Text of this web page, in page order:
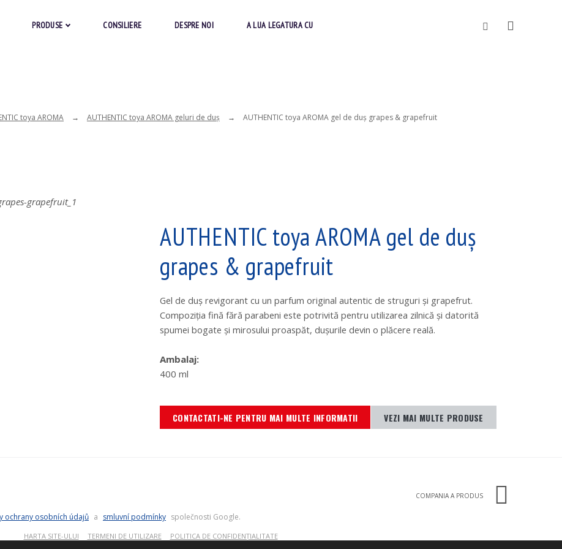
PRODUSE CONSILIERE DESPRE NOI A LUA LEGATURA CU Vyhledávání
toya AROMA AUTHENTIC toya AROMA geluri de duş AUTHENTIC toya AROMA gel de duş grapes & grapefruit
AUTHENTIC toya AROMA gel de duş
grapes & grapefruit
Gel de duş revigorant cu un parfum original autentic de struguri şi grapefrut.
Compoziţia fină fără parabeni este potrivită pentru utilizarea zilnică şi datorită
spumei bogate şi mirosului proaspăt, duşurile devin o plăcere reală.
Ambalaj:
400 ml
CONTACTATI-NE PENTRU MAI MULTE INFORMATII VEZI MAI MULTE PRODUSE
COMPANIA A PRODUS
ochrany osobních údajů a smluvní podmínky společnosti Google.
HARTA SITE-ULUI TERMENI DE UTILIZARE POLITICA DE CONFIDENȚIALITATE